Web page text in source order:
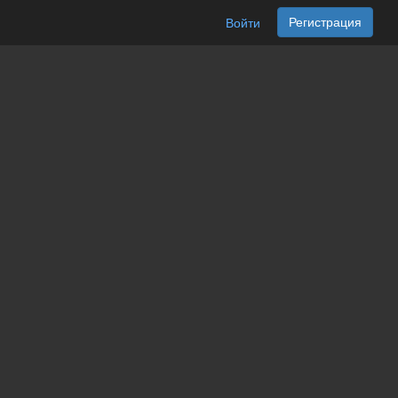
Войти Регистрация